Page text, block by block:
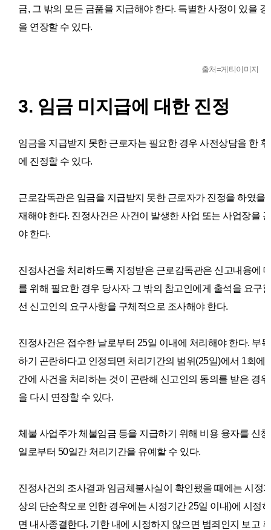
금, 그 밖의 모든 금품을 지급해야 한다. 특별한 사정이 있을
을 연장할 수 있다.
출처=게티이미지
3. 임금 미지급에 대한 진정
임금을 지급받지 못한 근로자는 필요한 경우 사전상담을 한
에 진정할 수 있다.
근로감독관은 임금을 지급받지 못한 근로자가 진정을 하였을
재해야 한다. 진정사건은 사건이 발생한 사업 또는 사업장을
야 한다.
진정사건을 처리하도록 지정받은 근로감독관은 신고내용에
를 위해 필요한 경우 당사자 그 밖의 참고인에게 출석을 요구
선 신고인의 요구사항을 구체적으로 조사해야 한다.
진정사건은 접수한 날로부터 25일 이내에 처리해야 한다. 부
하기 곤란하다고 인정되면 처리기간의 범위(25일)에서 1회에
간에 사건을 처리하는 것이 곤란해 신고인의 동의를 받은 경
을 다시 연장할 수 있다.
체불 사업주가 체불임금 등을 지급하기 위해 비용 융자를 신
일로부터 50일간 처리기간을 유예할 수 있다.
진정사건의 조사결과 임금체불사실이 확인됐을 때에는 시정
상의 단순착오로 인한 경우에는 시정기간 25일 이내)에 시정
면 내사종결한다. 기한 내에 시정하지 않으면 범죄인지 보고